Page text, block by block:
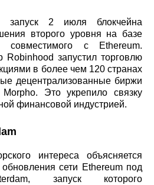
2 июля блокчейна
второго уровня на базе
совместимого с Ethereum.
запустил торговлю
в более чем 120 странах
децентрализованные биржи
Это укрепило связку
финансовой индустрией.
интереса объясняется
сети Ethereum под
запуск которого